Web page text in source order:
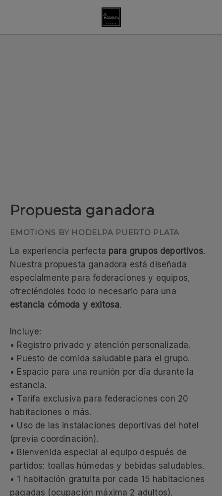
Propuesta ganadora
EMOTIONS BY HODELPA PUERTO PLATA
La experiencia perfecta para grupos deportivos.
Nuestra propuesta ganadora está diseñada
especialmente para federaciones y equipos,
ofreciéndoles todo lo necesario para una
estancia cómoda y exitosa.
Incluye:
• Registro privado y atención personalizada.
• Puesto de comida saludable para el grupo.
• Espacio para una reunión por día durante la
estancia.
• Tarifa exclusiva para federaciones con 20
habitaciones o más.
• Uso de las instalaciones deportivas del hotel
(previa coordinación).
• Bienvenida especial al equipo después de
partidos: toallas húmedas y bebidas saludables.
• 1 habitación gratuita por cada 15 habitaciones
pagadas (ocupación máxima 2 adultos).